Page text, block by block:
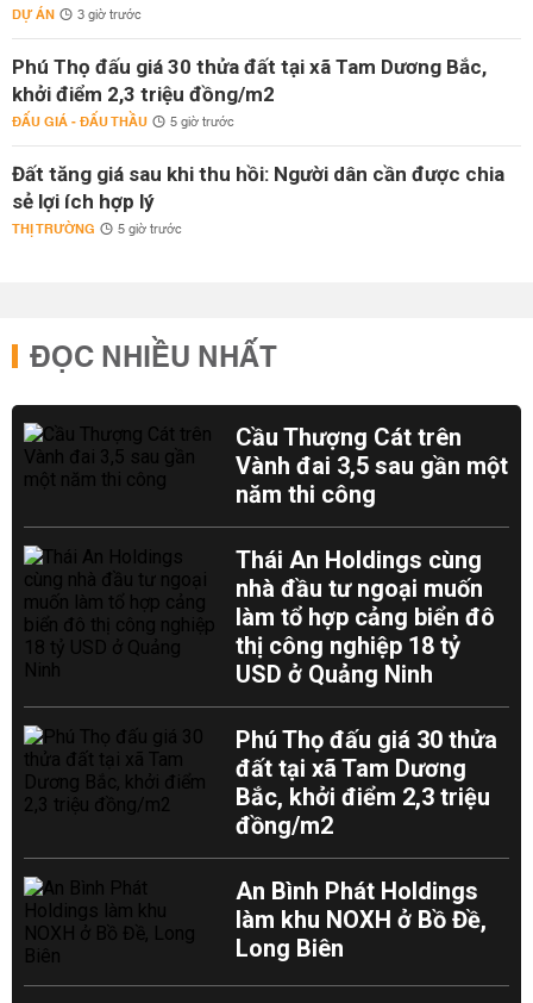
DỰ ÁN 3 giờ trước
Phú Thọ đấu giá 30 thửa đất tại xã Tam Dương Bắc,
khởi điểm 2,3 triệu đồng/m2
ĐẤU GIÁ - ĐẤU THẦU 5 giờ trước
Đất tăng giá sau khi thu hồi: Người dân cần được chia
sẻ lợi ích hợp lý
THỊ TRƯỜNG 5 giờ trước
ĐỌC NHIỀU NHẤT
Cầu Thượng Cát trên
Vành đai 3,5 sau gần một
năm thi công
Thái An Holdings cùng
nhà đầu tư ngoại muốn
làm tổ hợp cảng biển đô
thị công nghiệp 18 tỷ
USD ở Quảng Ninh
Phú Thọ đấu giá 30 thửa
đất tại xã Tam Dương
Bắc, khởi điểm 2,3 triệu
đồng/m2
An Bình Phát Holdings
làm khu NOXH ở Bồ Đề,
Long Biên